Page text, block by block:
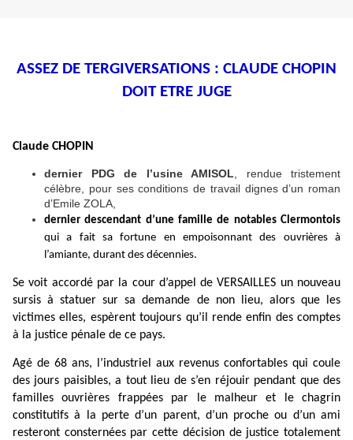
ASSEZ DE TERGIVERSATIONS : CLAUDE CHOPIN
DOIT ETRE JUGE
Claude CHOPIN
dernier PDG de l’usine AMISOL , rendue tristement
célèbre, pour ses conditions de travail dignes d’un roman
d’Emile ZOLA,
dernier descendant d’une famille de notables Clermontois
qui a fait sa fortune en empoisonnant des ouvrières à
l’amiante, durant des décennies.
Se voit accordé par la cour d’appel de VERSAILLES un nouveau
sursis à statuer sur sa demande de non lieu, alors que les
victimes elles, espèrent toujours qu’il rende enfin des comptes
à la justice pénale de ce pays.
Agé de 68 ans, l’industriel aux revenus confortables qui coule
des jours paisibles, a tout lieu de s’en réjouir pendant que des
familles ouvrières frappées par le malheur et le chagrin
constitutifs à la perte d’un parent, d’un proche ou d’un ami
resteront consternées par cette décision de justice totalement